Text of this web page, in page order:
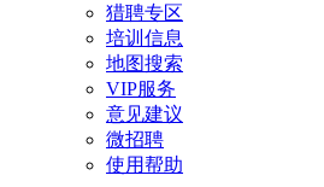
猎聘专区
培训信息
地图搜索
VIP服务
意见建议
微招聘
使用帮助